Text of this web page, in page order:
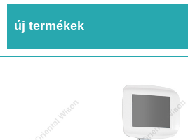
új termékek